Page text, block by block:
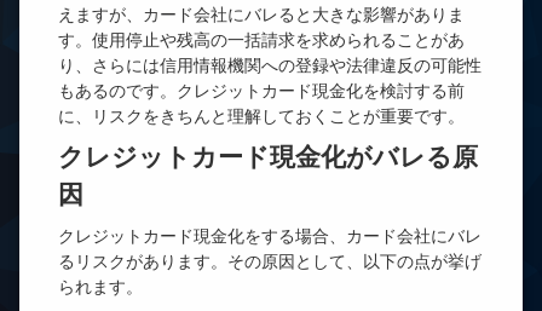
えますが、カード会社にバレると大きな影響がありま
す。使用停止や残高の一括請求を求められることがあ
り、さらには信用情報機関への登録や法律違反の可能性
もあるのです。クレジットカード現金化を検討する前
に、リスクをきちんと理解しておくことが重要です。
クレジットカード現金化がバレる原
因
クレジットカード現金化をする場合、カード会社にバレ
るリスクがあります。その原因として、以下の点が挙げ
られます。